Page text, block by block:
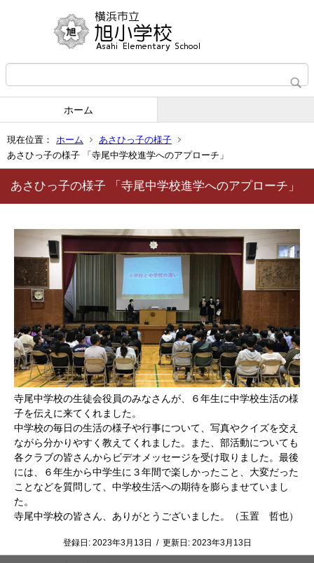
ホーム
現在位置： ホーム
あさひっ子の様子
あさひっ子の様子 「寺尾中学校進学へのアプローチ」
あさひっ子の様子 「寺尾中学校進学へのアプローチ」
寺尾中学校の生徒会役員のみなさんが、６年生に中学校生活の様
子を伝えに来てくれました。
中学校の毎日の生活の様子や行事について、写真やクイズを交え
ながら分かりやすく教えてくれました。また、部活動についても
各クラブの皆さんからビデオメッセージを受け取りました。最後
には、６年生から中学生に３年間で楽しかったこと、大変だった
ことなどを質問して、中学校生活への期待を膨らませていまし
た。
寺尾中学校の皆さん、ありがとうございました。（玉置 哲也）
登録日: 2023年3月13日 / 更新日: 2023年3月13日